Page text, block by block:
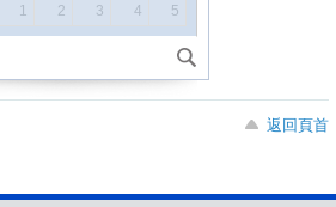
1 2 3 4 5
返回頁首